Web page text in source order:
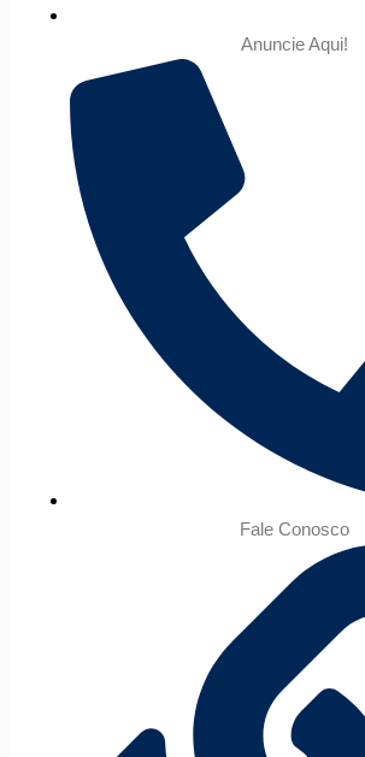
Anuncie Aqui!
Fale Conosco